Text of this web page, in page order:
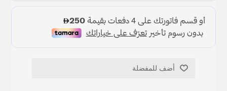
أضف للمفضلة